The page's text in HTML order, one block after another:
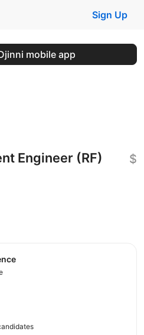
Sign Up
mobile app
Engineer (RF) $